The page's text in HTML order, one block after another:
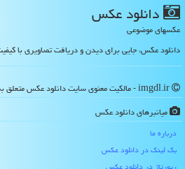
دانلود عكس
عکسهای موضوعی
دانلود عکس، جایی برای دیدن و دریافت تصاویری با
میانبرهای دانلود عكس
درباره ما
بک لینک در دانلود عكس